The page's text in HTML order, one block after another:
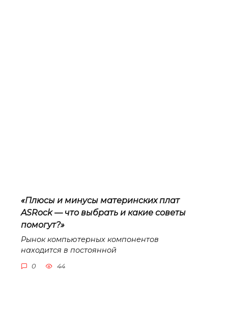
«Плюсы и минусы материнских плат
ASRock — что выбрать и какие советы
помогут?»
Рынок компьютерных компонентов
находится в постоянной
0 44